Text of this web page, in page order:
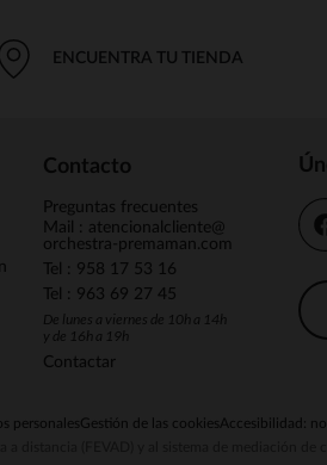
ENCUENTRA TU TIENDA
Contacto
Preguntas frecuentes
Mail : atencionalcliente@
orchestra-premaman.com
Tel : 958 17 53 16
Tel : 963 69 27 45
De lunes a viernes de 10h a 14h
y de 16h a 19h
Contactar
personalesGestión de las cookiesAccesibilidad: